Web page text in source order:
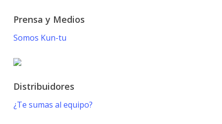
Prensa y Medios
Somos Kun-tu
Distribuidores
¿Te sumas al equipo?